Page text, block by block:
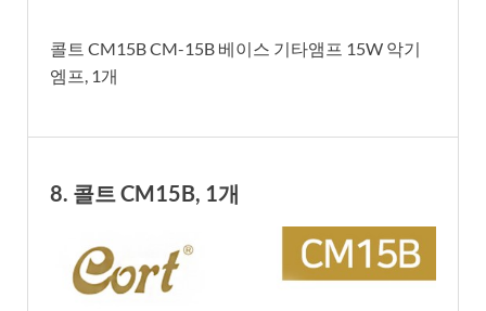
콜트 CM15B CM-15B 베이스 기타앰프 15W 악기
엠프, 1개
8. 콜트 CM15B, 1개